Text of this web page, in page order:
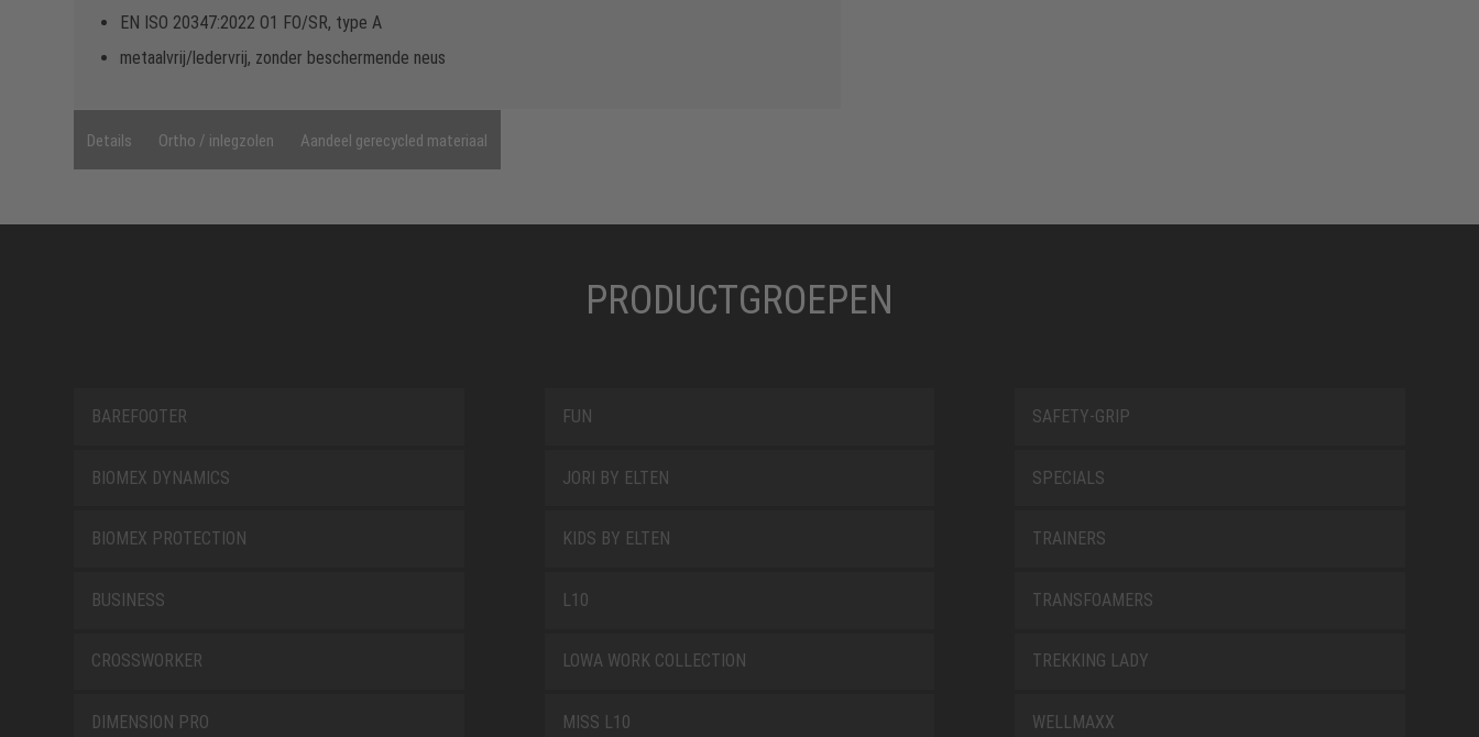
EN ISO 20347:2022 O1 FO/SR, type A
metaalvrij/ledervrij, zonder beschermende neus
Details Ortho / inlegzolen Aandeel gerecycled materiaal
PRODUCTGROEPEN
BAREFOOTER
BIOMEX DYNAMICS
BIOMEX PROTECTION
BUSINESS
CROSSWORKER
DIMENSION PRO
FUN
JORI BY ELTEN
KIDS BY ELTEN
L10
LOWA WORK COLLECTION
MISS L10
SAFETY-GRIP
SPECIALS
TRAINERS
TRANSFOAMERS
TREKKING LADY
WELLMAXX